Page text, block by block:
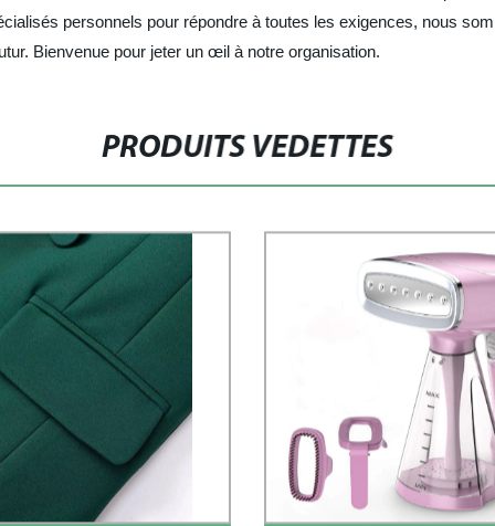
personnels pour répondre à toutes les exigences, nous
Bienvenue pour jeter un œil à notre organisation.
PRODUITS VEDETTES